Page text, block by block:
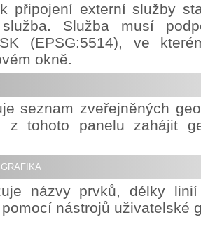
připojení externí služby
Služba musí
(EPSG:5514), ve
okně.
seznam zveřejněných
tohoto panelu zahájit
názvy prvků, délky
nástrojů uživatelské